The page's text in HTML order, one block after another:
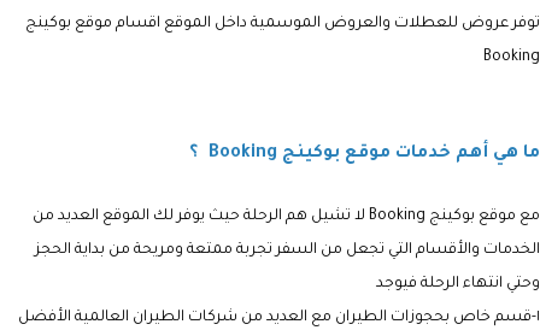
توفر عروض للعطلات والعروض الموسمية داخل الموقع اقسام موقع بوكينج
Booking
ما هي أهم خدمات موقع بوكينج Booking ؟
مع موقع بوكينج Booking لا تشيل هم الرحلة حيث يوفر لك الموقع العديد من
الخدمات والأقسام التي تجعل من السفر تجربة ممتعة ومريحة من بداية الحجز
وحتي انتهاء الرحلة فيوجد
١-قسم خاص بحجوزات الطيران مع العديد من شركات الطيران العالمية الأفضل